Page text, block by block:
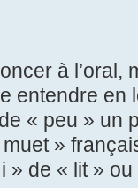
à l’oral,
entendre
« peu » un
»
» de « lit »